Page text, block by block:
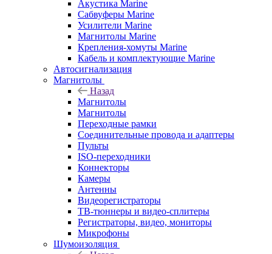
Акустика Marine
Сабвуферы Marine
Усилители Marine
Магнитолы Marine
Крепления-хомуты Marine
Кабель и комплектующие Marine
Автосигнализация
Магнитолы
Назад
Магнитолы
Магнитолы
Переходные рамки
Соединительные провода и адаптеры
Пульты
ISO-переходники
Коннекторы
Камеры
Антенны
Видеорегистраторы
ТВ-тюннеры и видео-сплитеры
Регистраторы, видео, мониторы
Микрофоны
Шумоизоляция